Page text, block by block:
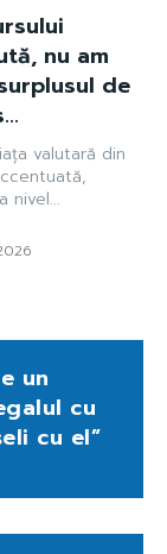
nu am
de
valutară din
nivel...
un
cu
cu el”